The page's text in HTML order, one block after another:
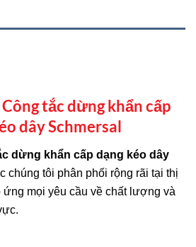
tắc dừng khẩn cấp
dây Schmersal
dừng khẩn cấp dạng kéo dây
chúng tôi phân phối rộng rãi tại thị
mọi yêu cầu về chất lượng và